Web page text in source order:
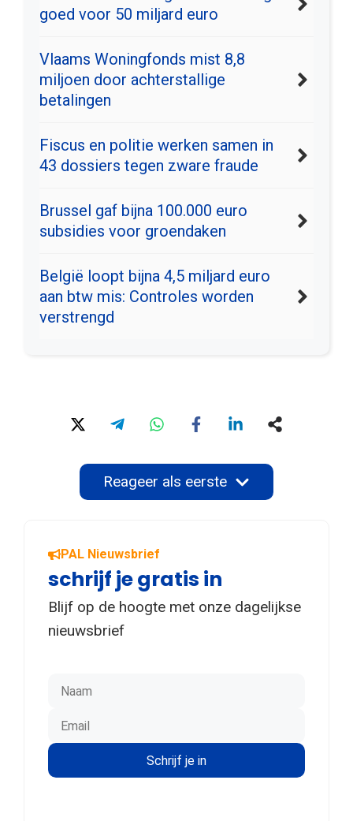
goed voor 50 miljard euro
Vlaams Woningfonds mist 8,8
miljoen door achterstallige
betalingen
Fiscus en politie werken samen in
43 dossiers tegen zware fraude
Brussel gaf bijna 100.000 euro
subsidies voor groendaken
België loopt bijna 4,5 miljard euro
aan btw mis: Controles worden
verstrengd
Reageer als eerste
PAL Nieuwsbrief
schrijf je gratis in
Blijf op de hoogte met onze dagelijkse
nieuwsbrief